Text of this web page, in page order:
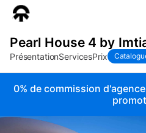
Pearl House 4 by
PrésentationServicesPrix
0% de commission